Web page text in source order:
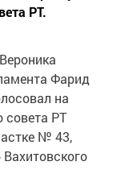
РТ.
Фарид
на
совета РТ
№ 43,